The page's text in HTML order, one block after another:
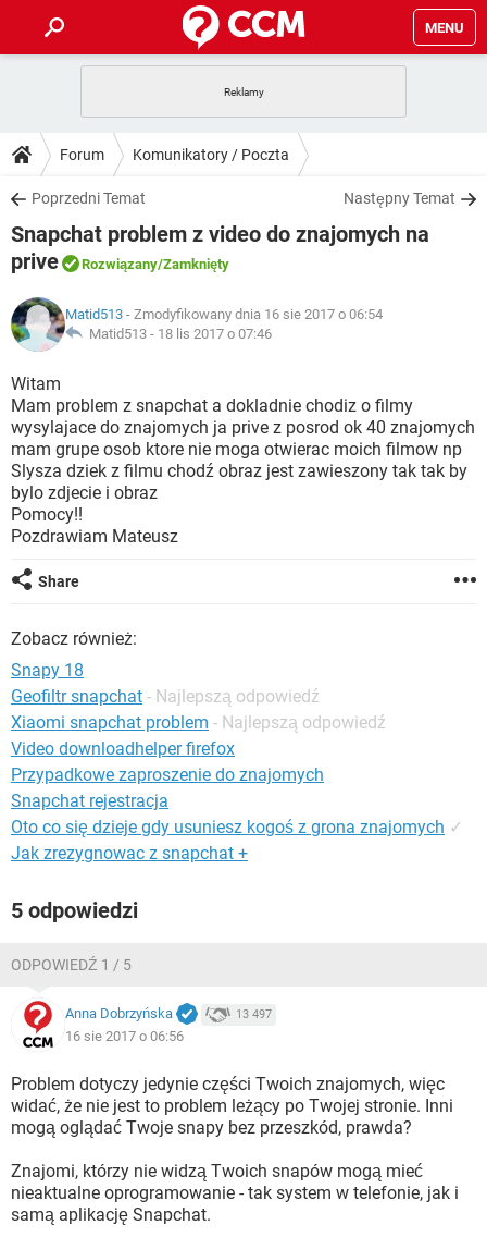
MENU
GRY WHATSAPP
SPOTIFY
INSTAGRAM FACEBOOK
WINDOWS 10
PORADY
PlayStation TIKTOK
SPOTIFY
WINDOWS 10
DO POBRANIA
ANDROID TIKTOK
GRY
IOS NETFLIX
INSTAGRAM
WINDOWS 10
FORUM
GRY WHATSAPP
INSTAGRAM FACEBOOK
WINDOWS 10
ARTYKUŁY
COVID-19
GRY
SPOTIFY NETFLIX
INSTAGRAM FACEBOOK
WINDOWS 10
Forum Komunikatory / Poczta
Poprzedni Temat Następny Temat
Snapchat problem z video do znajomych na
prive
Rozwiązany/Zamknięty
Matid513 - Zmodyfikowany dnia 16 sie 2017 o 06:54
Matid513 - 18 lis 2017 o 07:46
Witam
Mam problem z snapchat a dokladnie chodiz o filmy
wysylajace do znajomych ja prive z posrod ok 40 znajomych
mam grupe osob ktore nie moga otwierac moich filmow np
Slysza dziek z filmu chodź obraz jest zawieszony tak tak by
bylo zdjecie i obraz
Pomocy!!
Pozdrawiam Mateusz
Share
Zobacz również:
Snapy 18
Geofiltr snapchat - Najlepszą odpowiedź
Xiaomi snapchat problem - Najlepszą odpowiedź
Video downloadhelper firefox
Przypadkowe zaproszenie do znajomych
Snapchat rejestracja
Oto co się dzieje gdy usuniesz kogoś z grona znajomych ✓
Jak zrezygnowac z snapchat +
5 odpowiedzi
ODPOWIEDŹ 1 / 5
Anna Dobrzyńska 13 497
16 sie 2017 o 06:56
Problem dotyczy jedynie części Twoich znajomych, więc
widać, że nie jest to problem leżący po Twojej stronie. Inni
mogą oglądać Twoje snapy bez przeszkód, prawda?
Znajomi, którzy nie widzą Twoich snapów mogą mieć
nieaktualne oprogramowanie - tak system w telefonie, jak i
samą aplikację Snapchat.